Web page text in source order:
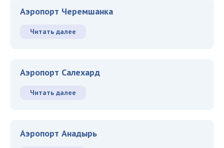
Аэропорт Черемшанка
Читать далее
Аэропорт Салехард
Читать далее
Аэропорт Анадырь